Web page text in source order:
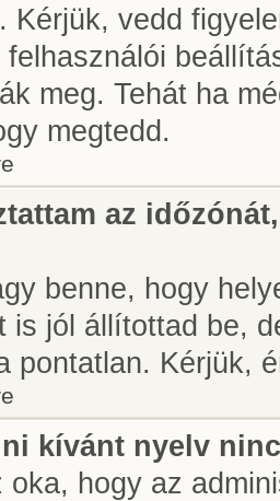
Kérjük, vedd
felhasználói
meg. Tehát ha
megtedd.
az
benne, hogy
is jól állítottad be,
pontatlan. Kérjük,
kívánt nyelv
oka, hogy az